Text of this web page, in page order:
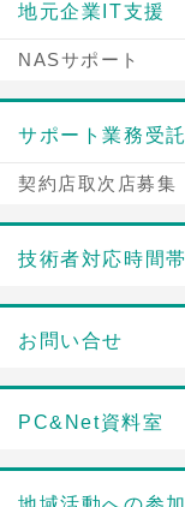
地元企業IT支援
NASサポート
サポート業務受託
契約店取次店募集
技術者対応時間帯
お問い合せ
PC&Net資料室